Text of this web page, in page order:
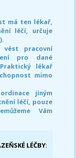
má ten lékař,
léčí, určuje
pracovní
pro dané
lékař
mimo
jiným
léčí, pouze
Vám
LÉČBY: